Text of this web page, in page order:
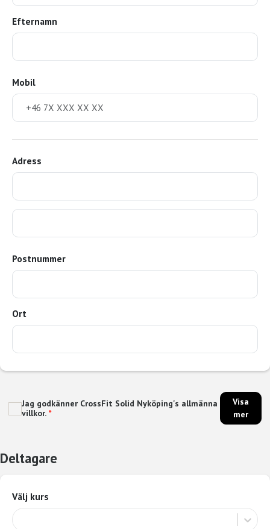
Efternamn
Mobil
Adress
Postnummer
Ort
Jag godkänner CrossFit Solid Nyköping's allmänna
villkor. *
Visa
mer
Deltagare
Välj kurs